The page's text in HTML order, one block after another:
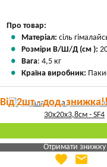
Про товар:
Матеріал: сіль
Розміри В/Ш/Д (см ):
Вага: 4,5 кг
Країна виробник:
Від 2шт - дод.
Отримати знижку
Яка Ваша ціна
favorite email